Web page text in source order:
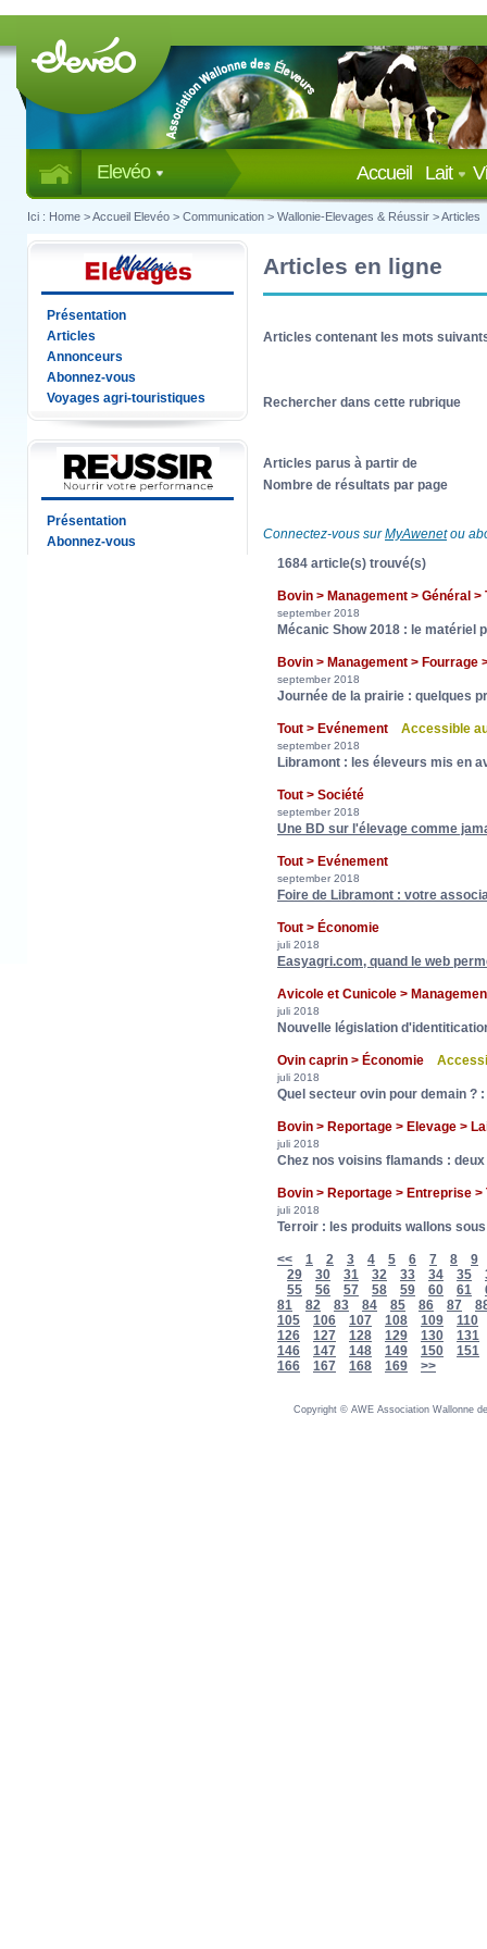
Elevéo Lait
Accueil
Ici : Home >Accueil Elevéo > Communication > Wallonie-Elevages & Réussir >Articles
Présentation
Articles
Annonceurs
Abonnez-vous
Voyages agri-touristiques
Présentation
Abonnez-vous
Articles en ligne
Articles contenant les mots
Rechercher dans cette rubrique
Articles parus à partir de
Nombre de résultats par page
Connectez-vous surMyAwenetou
1684 article(s) trouvé(s)
Bovin > Management > Général
september 2018
Mécanic Show 2018 : le matériel
Bovin > Management >
september 2018
Journée de la prairie : quelques
Tout > Evénement Accessible
september 2018
Libramont : les éleveurs mis en
Tout > Société
september 2018
Une BD sur l'élevage comme
Tout > Evénement
september 2018
Foire de Libramont : votre
Tout > Économie
juli 2018
Easyagri.com, quand le web
Avicole et Cunicole >
juli 2018
Nouvelle législation
Ovin caprin > Économie
juli 2018
Quel secteur ovin pour demain ?
Bovin > Reportage > Elevage >
juli 2018
Chez nos voisins flamands :
Bovin > Reportage > Entreprise
juli 2018
Terroir : les produits wallons
<< 1 2 3 4 5 6 7 8
9
29
30 31 32 33 34 35
55
56 57 58 59 60 61
81
82 83 84 85 86 87
105
106 107 108 109
110
126
127 128 129 130
131
146
147 148 149 150
151
166
167 168 169 >>
Copyright © AWE Association Wallonne